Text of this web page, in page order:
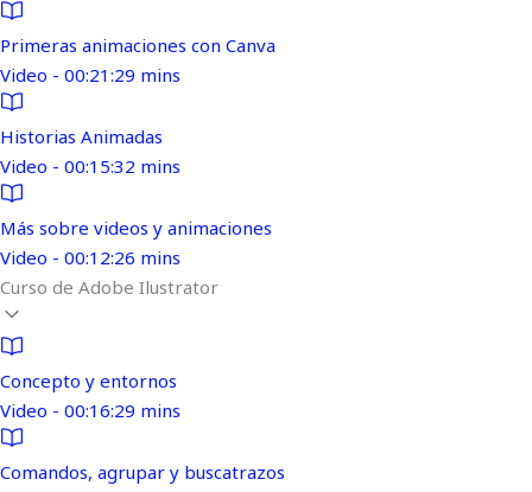
Primeras animaciones con Canva
Video - 00:21:29 mins
Historias Animadas
Video - 00:15:32 mins
Más sobre videos y animaciones
Video - 00:12:26 mins
Curso de Adobe Ilustrator
Concepto y entornos
Video - 00:16:29 mins
Comandos, agrupar y buscatrazos